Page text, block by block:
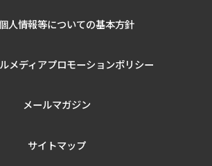
人情報等についての基本方針
メディアプロモーションポリシー
メールマガジン
サイトマップ